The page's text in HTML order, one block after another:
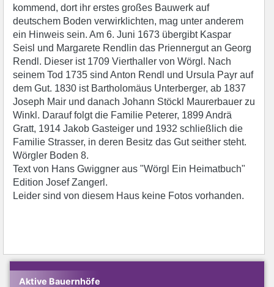
kommend, dort ihr erstes großes Bauwerk auf
deutschem Boden verwirklichten, mag unter anderem
ein Hinweis sein. Am 6. Juni 1673 übergibt Kaspar
Seisl und Margarete Rendlin das Priennergut an Georg
Rendl. Dieser ist 1709 Vierthaller von Wörgl. Nach
seinem Tod 1735 sind Anton Rendl und Ursula Payr auf
dem Gut. 1830 ist Bartholomäus Unterberger, ab 1837
Joseph Mair und danach Johann Stöckl Maurerbauer zu
Winkl. Darauf folgt die Familie Peterer, 1899 Andrä
Gratt, 1914 Jakob Gasteiger und 1932 schließlich die
Familie Strasser, in deren Besitz das Gut seither steht.
Wörgler Boden 8.
Text von Hans Gwiggner aus "Wörgl Ein Heimatbuch"
Edition Josef Zangerl.
Leider sind von diesem Haus keine Fotos vorhanden.
Aktive Bauernhöfe